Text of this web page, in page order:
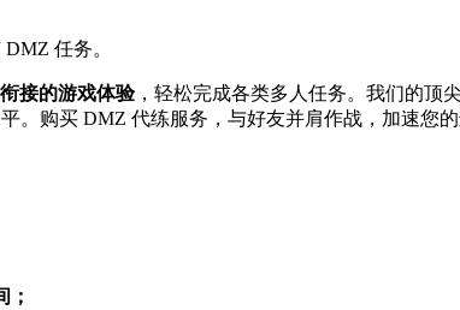
任务。
接的游戏体验，轻松完成各类多人任务。我们的顶
。购买 DMZ 代练服务，与好友并肩作战，加速您的
；